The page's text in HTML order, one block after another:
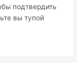
подтвердить
вы тупой